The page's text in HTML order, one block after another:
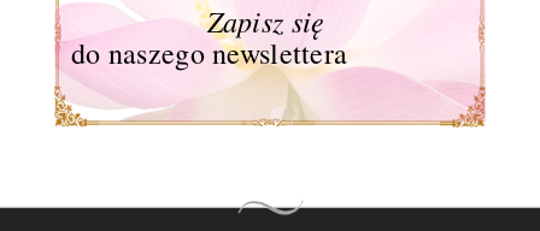
Zapisz się
do naszego newslettera